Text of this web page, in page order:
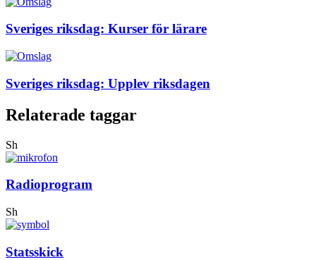
Sveriges riksdag: Kurser för lärare
Sveriges riksdag: Upplev riksdagen
Relaterade taggar
Sh
Radioprogram
Sh
Statsskick